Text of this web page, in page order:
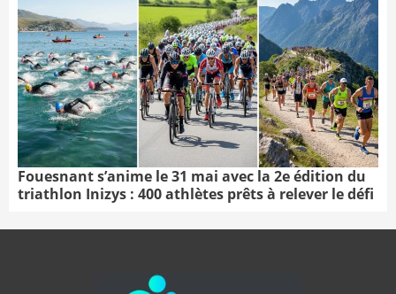
Fouesnant s’anime le 31 mai avec la 2e édition du
triathlon Inizys : 400 athlètes prêts à relever le défi